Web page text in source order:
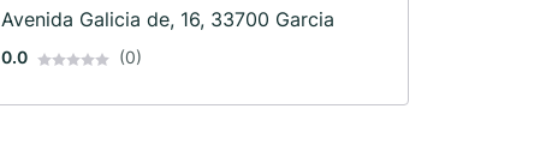
Avenida Galicia de, 16, 33700 Garcia
0.0 (0)